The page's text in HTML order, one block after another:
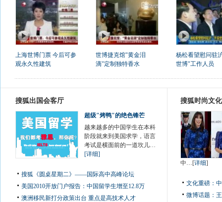
上海世博门票 今后可参
观永久性建筑
世博捷克馆"黄金泪
滴"定制独特香水
杨松看望慰问驻
世博"工作人员
搜狐出国会客厅
超级"烤鸭"的绝色锋芒
越来越多的中国学生在本科
阶段就来到美国求学，语言
考试是横面前的一道坎儿…
[详细]
搜狐《圆桌星期二》——国际高中高峰论坛
美国2010开放门户报告：中国留学生增至12.8万
澳洲移民新打分政策出台 重点是高技术人才
搜狐时尚文
中…[详细]
文化重磅：
微博话题：